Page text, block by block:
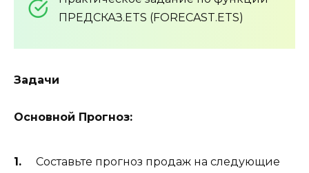
ПРЕДСКАЗ.ETS (FORECAST.ETS)
Задачи
Основной Прогноз:
Составьте прогноз продаж на следующие